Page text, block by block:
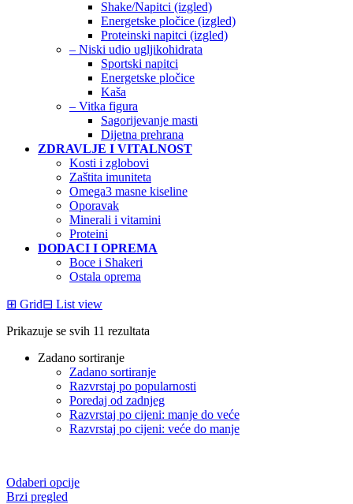
Shake/Napitci (izgled)
Energetske pločice (izgled)
Proteinski napitci (izgled)
– Niski udio ugljikohidrata
Sportski napitci
Energetske pločice
Kaša
– Vitka figura
Sagorijevanje masti
Dijetna prehrana
ZDRAVLJE I VITALNOST
Kosti i zglobovi
Zaštita imuniteta
Omega3 masne kiseline
Oporavak
Minerali i vitamini
Proteini
DODACI I OPREMA
Boce i Shakeri
Ostala oprema
⊞ Grid⊟ List view
Prikazuje se svih 11 rezultata
Zadano sortiranje
Zadano sortiranje
Razvrstaj po popularnosti
Poredaj od zadnjeg
Razvrstaj po cijeni: manje do veće
Razvrstaj po cijeni: veće do manje
Odaberi opcije
Brzi pregled